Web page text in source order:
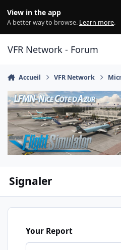
View in the app
A better way to browse. Learn more.
VFR Network - Forum
Accueil VFR Network
Signaler
Your Report